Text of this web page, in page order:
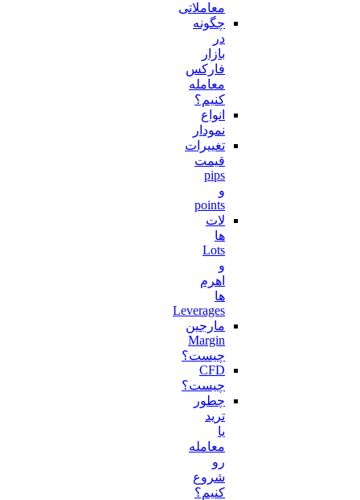
معاملاتی
چگونه
در
بازار
فارکس
معامله
کنیم؟
انواع
نمودار
تغییرات
قیمت
pips
و
points
لات
ها
Lots
و
اهرم
ها
Leverages
مارجین
Margin
چیست؟
CFD
چیست؟
چطور
ترید
یا
معامله
رو
شروع
کنیم؟